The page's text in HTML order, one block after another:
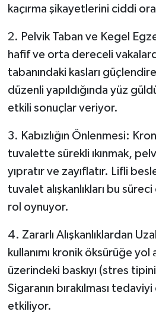
kaçırma şikayetlerini ciddi
2. Pelvik Taban ve Kegel
hafif ve orta dereceli
tabanındaki kasları
düzenli yapıldığında yüz
etkili sonuçlar veriyor.
3. Kabızlığın Önlenmesi:
tuvalette sürekli ıkınmak,
yıpratır ve zayıflatır. Lifli
tuvalet alışkanlıkları bu
rol oynuyor.
4. Zararlı Alışkanlıklardan
kullanımı kronik öksürüğe yol
üzerindeki baskıyı (stres
Sigaranın bırakılması
etkiliyor.